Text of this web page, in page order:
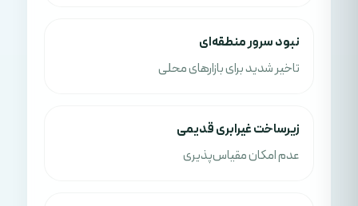
نبود سرور منطقه‌ای
تاخیر شدید برای بازارهای محلی
زیرساخت غیرابری قدیمی
عدم امکان مقیاس‌پذیری